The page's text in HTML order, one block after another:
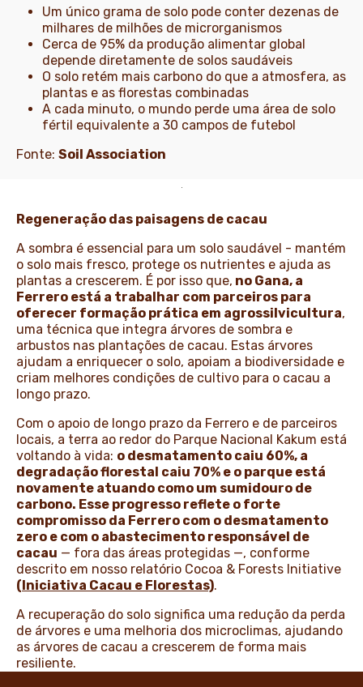
Um único grama de solo pode conter dezenas de
milhares de milhões de microrganismos
Cerca de 95% da produção alimentar global
depende diretamente de solos saudáveis
O solo retém mais carbono do que a atmosfera, as
plantas e as florestas combinadas
A cada minuto, o mundo perde uma área de solo
fértil equivalente a 30 campos de futebol
Fonte: Soil Association
Regeneração das paisagens de cacau
A sombra é essencial para um solo saudável - mantém
o solo mais fresco, protege os nutrientes e ajuda as
plantas a crescerem. É por isso que, no Gana, a
Ferrero está a trabalhar com parceiros para
oferecer formação prática em agrossilvicultura,
uma técnica que integra árvores de sombra e
arbustos nas plantações de cacau. Estas árvores
ajudam a enriquecer o solo, apoiam a biodiversidade e
criam melhores condições de cultivo para o cacau a
longo prazo.
Com o apoio de longo prazo da Ferrero e de parceiros
locais, a terra ao redor do Parque Nacional Kakum está
voltando à vida: o desmatamento caiu 60%, a
degradação florestal caiu 70% e o parque está
novamente atuando como um sumidouro de
carbono. Esse progresso reflete o forte
compromisso da Ferrero com o desmatamento
zero e com o abastecimento responsável de
cacau — fora das áreas protegidas —, conforme
descrito em nosso relatório Cocoa & Forests Initiative
(Iniciativa Cacau e Florestas).
A recuperação do solo significa uma redução da perda
de árvores e uma melhoria dos microclimas, ajudando
as árvores de cacau a crescerem de forma mais
resiliente.